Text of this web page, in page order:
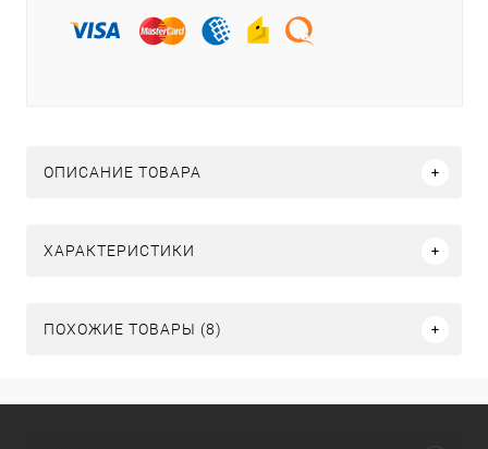
ОПИСАНИЕ ТОВАРА
ХАРАКТЕРИСТИКИ
ПОХОЖИЕ ТОВАРЫ (8)